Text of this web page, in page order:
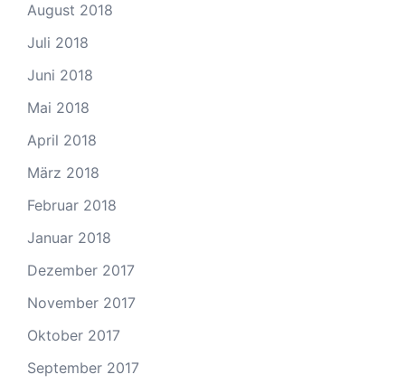
August 2018
Juli 2018
Juni 2018
Mai 2018
April 2018
März 2018
Februar 2018
Januar 2018
Dezember 2017
November 2017
Oktober 2017
September 2017